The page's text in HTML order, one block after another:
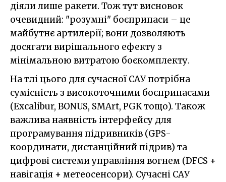
діяли лише ракети. Тож тут висновок
очевидний: "розумні" боєприпаси – це
майбутнє артилерії; вони дозволяють
досягати вирішального ефекту з
мінімальною витратою боєкомплекту.
На тлі цього для сучасної САУ потрібна
сумісність з високоточними боєприпасами
(Excalibur, BONUS, SMArt, PGK тощо). Також
важлива наявність інтерфейсу для
програмування підривників (GPS-
координати, дистанційний підрив) та
цифрові системи управління вогнем (DFCS +
навігація + метеосенсори). Сучасні САУ